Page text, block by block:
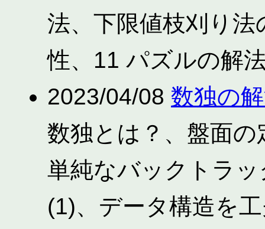
法、下限値枝刈り
性、11 パズルの解
2023/04/08 数独の
数独とは？、盤面
単純なバックトラ
(1)、データ構造を